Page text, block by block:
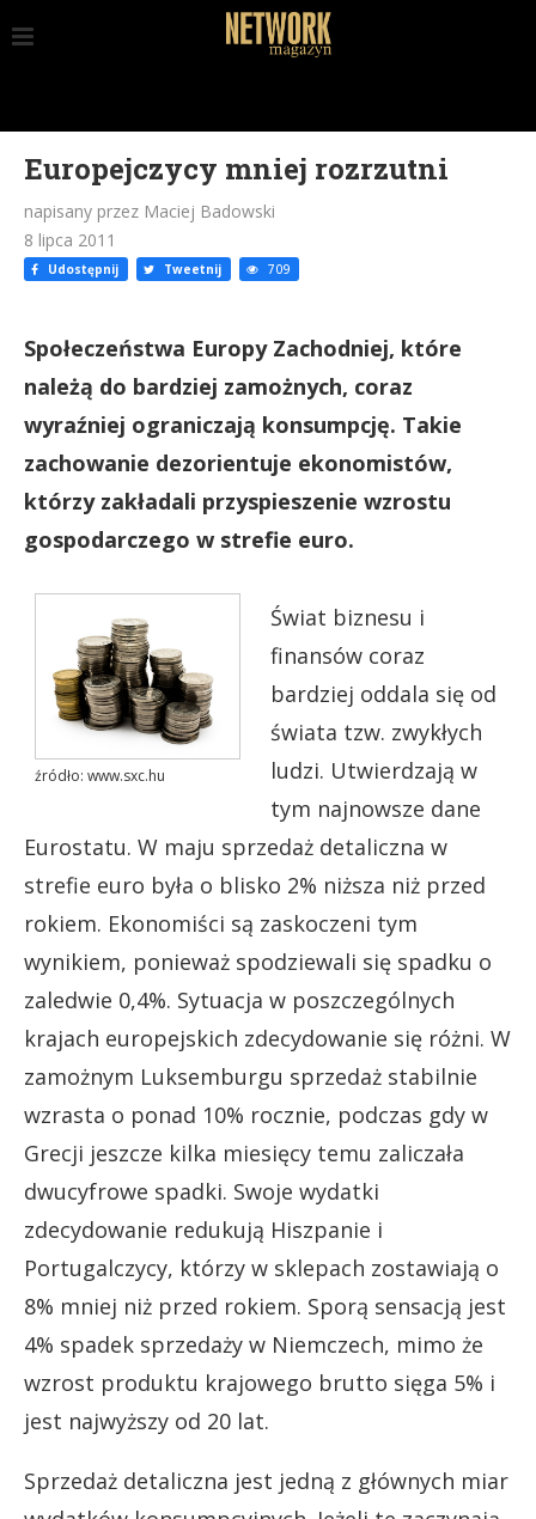
Europejczycy mniej rozrzutni
napisany przez Maciej Badowski
8 lipca 2011
Udostępnij Tweetnij 709
Społeczeństwa Europy Zachodniej, które
należą do bardziej zamożnych, coraz
wyraźniej ograniczają konsumpcję. Takie
zachowanie dezorientuje ekonomistów,
którzy zakładali przyspieszenie wzrostu
gospodarczego w strefie euro.
źródło: www.sxc.hu
Świat biznesu i
finansów coraz
bardziej oddala się od
świata tzw. zwykłych
ludzi. Utwierdzają w
tym najnowsze dane
Eurostatu. W maju sprzedaż detaliczna w
strefie euro była o blisko 2% niższa niż przed
rokiem. Ekonomiści są zaskoczeni tym
wynikiem, ponieważ spodziewali się spadku o
zaledwie 0,4%. Sytuacja w poszczególnych
krajach europejskich zdecydowanie się różni. W
zamożnym Luksemburgu sprzedaż stabilnie
wzrasta o ponad 10% rocznie, podczas gdy w
Grecji jeszcze kilka miesięcy temu zaliczała
dwucyfrowe spadki. Swoje wydatki
zdecydowanie redukują Hiszpanie i
Portugalczycy, którzy w sklepach zostawiają o
8% mniej niż przed rokiem. Sporą sensacją jest
4% spadek sprzedaży w Niemczech, mimo że
wzrost produktu krajowego brutto sięga 5% i
jest najwyższy od 20 lat.
Sprzedaż detaliczna jest jedną z głównych miar